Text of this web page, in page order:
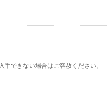
できない場合はご容赦ください。